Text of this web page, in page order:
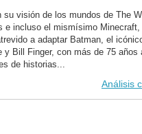
su visión de los mundos de The
e incluso el mismísimo
a adaptar Batman, el
y Bill Finger, con más de 75 años
de historias...
Análisis